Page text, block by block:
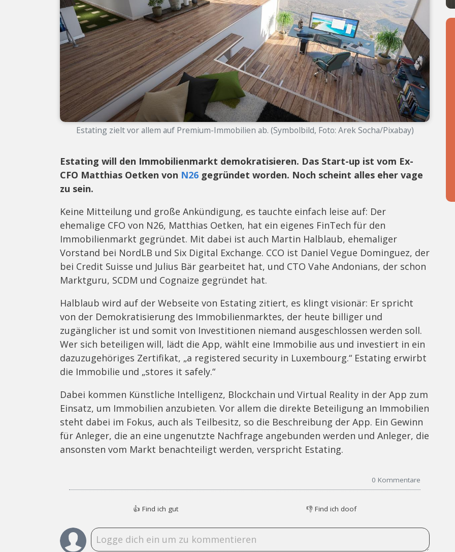
Estating zielt vor allem auf Premium-Immobilien ab. (Symbolbild, Foto: Arek Socha/Pixabay)
Estating will den Immobilienmarkt demokratisieren. Das Start-up ist vom Ex-
CFO Matthias Oetken von N26 gegründet worden. Noch scheint alles eher vage
zu sein.
Keine Mitteilung und große Ankündigung, es tauchte einfach leise auf: Der
ehemalige CFO von N26, Matthias Oetken, hat ein eigenes FinTech für den
Immobilienmarkt gegründet. Mit dabei ist auch Martin Halblaub, ehemaliger
Vorstand bei NordLB und Six Digital Exchange. CCO ist Daniel Vegue Dominguez, der
bei Credit Suisse und Julius Bär gearbeitet hat, und CTO Vahe Andonians, der schon
Marktguru, SCDM und Cognaize gegründet hat.
Halblaub wird auf der Webseite von Estating zitiert, es klingt visionär: Er spricht
von der Demokratisierung des Immobilienmarktes, der heute billiger und
zugänglicher ist und somit von Investitionen niemand ausgeschlossen werden soll.
Wer sich beteiligen will, lädt die App, wählt eine Immobilie aus und investiert in ein
dazuzugehöriges Zertifikat, „a registered security in Luxembourg.“ Estating erwirbt
die Immobilie und „stores it safely.“
Dabei kommen Künstliche Intelligenz, Blockchain und Virtual Reality in der App zum
Einsatz, um Immobilien anzubieten. Vor allem die direkte Beteiligung an Immobilien
steht dabei im Fokus, auch als Teilbesitz, so die Beschreibung der App. Ein Gewinn
für Anleger, die an eine ungenutzte Nachfrage angebunden werden und Anleger, die
ansonsten vom Markt benachteiligt werden, verspricht Estating.
0 Kommentare
👍 Find ich gut 👎 Find ich doof